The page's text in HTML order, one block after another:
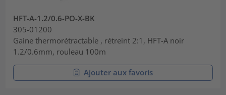
HFT-A-1.2/0.6-PO-X-BK
305-01200
Gaine thermorétractable , rétreint 2:1, HFT-A noir
1.2/0.6mm, rouleau 100m
Ajouter aux favoris